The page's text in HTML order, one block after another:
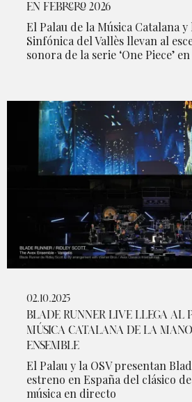
EN FEBRERO 2026
El Palau de la Música Catalana y
Sinfónica del Vallès llevan al
sonora de la serie ‘One Piece’
02.10.2025
BLADE RUNNER LIVE LLEGA AL
MÚSICA CATALANA DE LA
ENSEMBLE
El Palau y la OSV presentan
estreno en España del clásico
música en directo